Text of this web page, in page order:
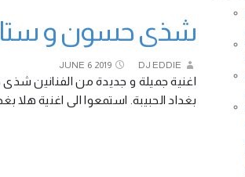
شذى حسون و
JUNE 6 2019 DJ EDDIE
اغنية جميلة و جديدة من الفنانين
بغداد الحبيبة. استمعوا الى اغنية هلا